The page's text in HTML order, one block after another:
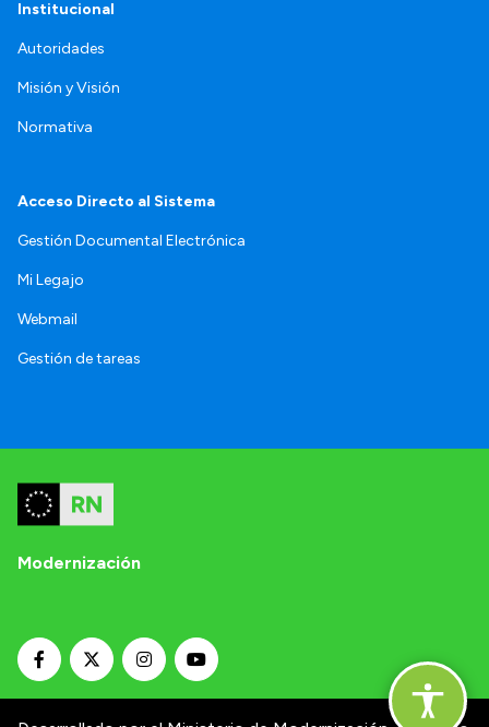
Institucional
Autoridades
Misión y Visión
Normativa
Acceso Directo al Sistema
Gestión Documental Electrónica
Mi Legajo
Webmail
Gestión de tareas
Modernización